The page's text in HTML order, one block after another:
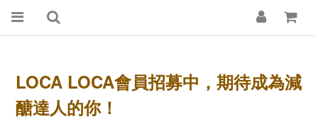
LOCA LOCA會員招募中，期待成為減
醣達人的你！